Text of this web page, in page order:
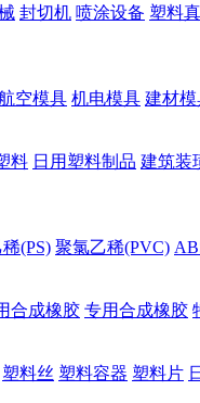
封切机 喷涂设备 塑料
空模具 机电模具 建材模
料 日用塑料制品 建筑装
(PS) 聚氯乙稀(PVC)
合成橡胶 专用合成橡胶
塑料丝 塑料容器 塑料片